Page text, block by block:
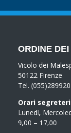
ORDINE
Vicolo dei
50122 Firenze
Tel.
Orari
Lunedì,
9,00 – 17,00